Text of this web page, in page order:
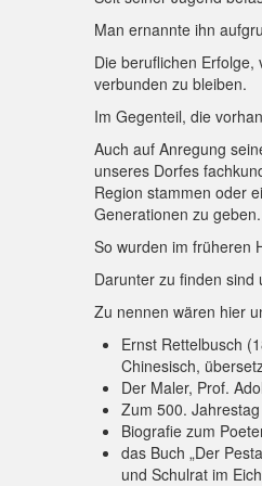
Man ernannte ihn
Die beruflichen
verbunden zu bleiben.
Im Gegenteil, die
Auch auf Anregung
unseres Dorfes
Region stammen oder
Generationen zu geben.
So wurden im früheren
Darunter zu finden
Zu nennen wären hier
Ernst Rettelbusch
Chinesisch,
Der Maler, Prof.
Zum 500.
Biografie zum
das Buch „Der
und Schulrat im